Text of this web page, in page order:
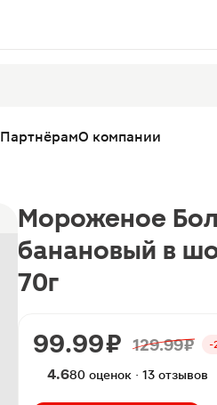
ПартнёрамО компании
Мороженое
банановый в
70г
99.99 ₽ 129.99 ₽ -
4.680 оценок · 13 отзывов